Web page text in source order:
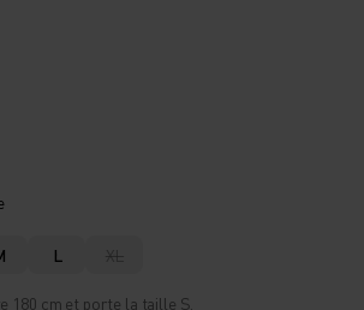
L XL
180 cm et porte la taille S.